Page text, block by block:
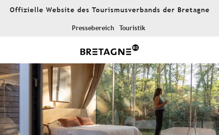
AllerOffizielle Website des Tourismusverbands der Bretagne
Pressebereich Touristik